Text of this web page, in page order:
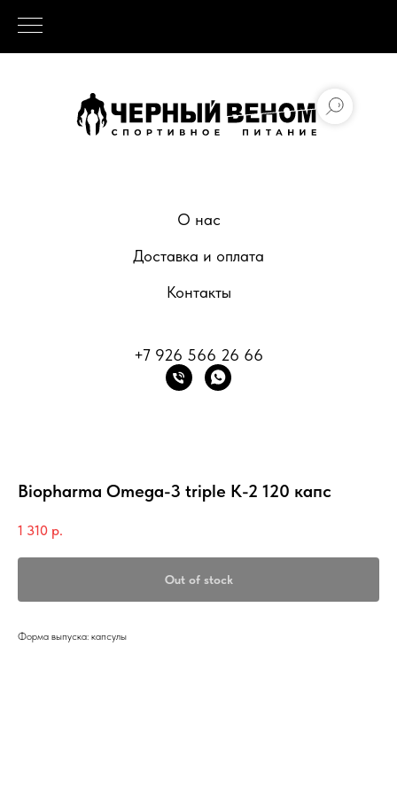
О нас
Доставка и оплата
Контакты
+7 926 566 26 66
Biopharma Omega-3 triple K-2 120 капс
1 310 р.
Out of stock
Форма выпуска: капсулы